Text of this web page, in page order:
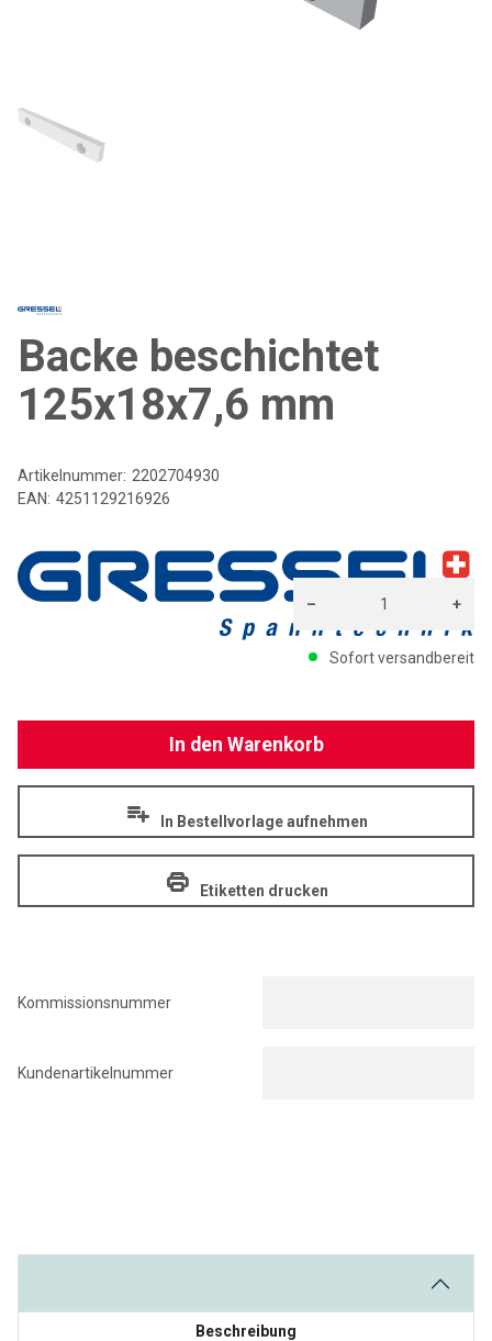
Backe beschichtet
125x18x7,6 mm
Artikelnummer: 2202704930
EAN: 4251129216926
Sofort versandbereit
Kommissionsnummer
Kundenartikelnummer
– +
Menge: 1
In den Warenkorb
In Bestellvorlage aufnehmen
Etiketten drucken
Beschreibung